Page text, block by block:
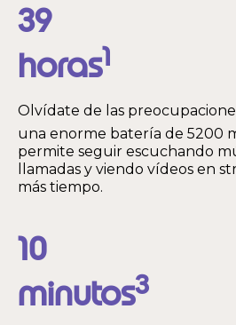
39
horas1
Olvídate de las
una enorme batería de 5200
permite seguir escuchando
llamadas y viendo vídeos en
más tiempo.
10
minutos3